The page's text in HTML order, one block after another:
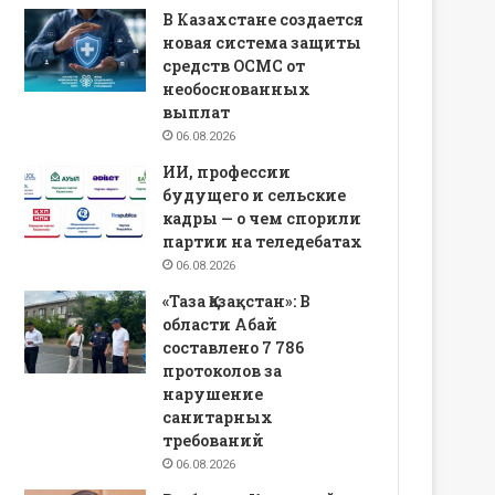
В Казахстане создается
новая система защиты
средств ОСМС от
необоснованных
выплат
06.08.2026
ИИ, профессии
будущего и сельские
кадры — о чем спорили
партии на теледебатах
06.08.2026
«Таза Қазақстан»: В
области Абай
составлено 7 786
протоколов за
нарушение
санитарных
требований
06.08.2026